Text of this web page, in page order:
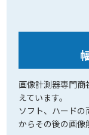
画像計測器専門商
えています。
ソフト、ハード
からその後の画像